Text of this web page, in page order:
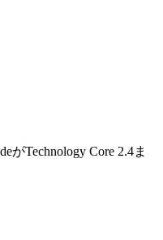
Technology Core 2.4ま